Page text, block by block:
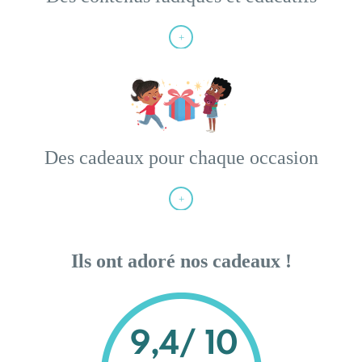
+
Des contenus ludiques et
Des cadeaux pour chaque occasion
+
Des cadeaux pour chaque
Ils ont adoré nos cadeaux !